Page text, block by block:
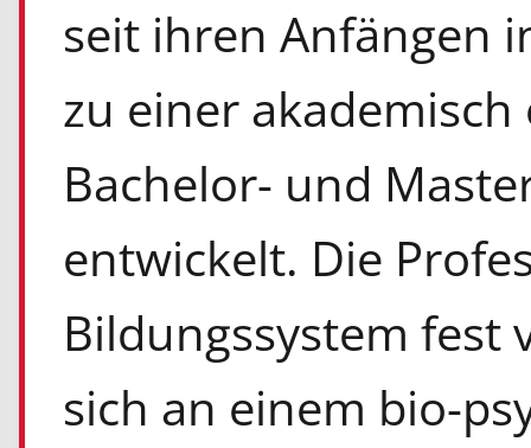
seit ihren Anfängen
zu einer
Bachelor- und
entwickelt. Die
Bildungssystem
sich an einem bio-